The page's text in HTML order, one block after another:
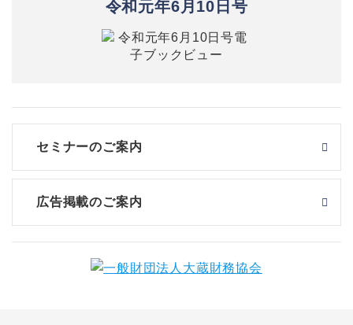
令和元年6月10日号
セミナーのご案内
広告掲載のご案内